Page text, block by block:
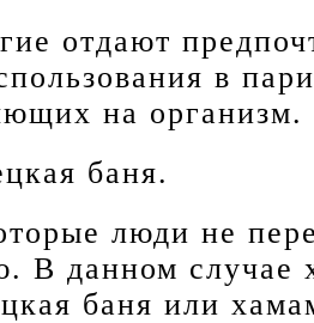
отдают
в
на организм.
баня.
люди не
В данном случае
баня или